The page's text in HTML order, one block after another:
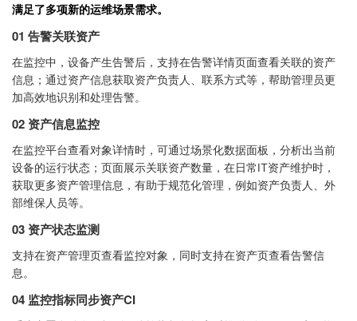
满足了多项新的运维场景需求。
01 告警关联资产
在监控中，设备产生告警后，支持在告警详情页面查看关联的资产
信息；通过资产信息获取资产负责人、联系方式等，帮助管理员更
加高效地识别和处理告警。
02 资产信息监控
在监控平台查看对象详情时，可通过场景化数据面板，分析出当前
设备的运行状态；页面展示关联资产数量，在日常IT资产维护时，
获取更多资产管理信息，有助于规范化管理，例如资产负责人、外
部维保人员等。
03 资产状态监测
支持在资产管理页查看监控对象，同时支持在资产页查看告警信
息。
04监控指标同步资产CI